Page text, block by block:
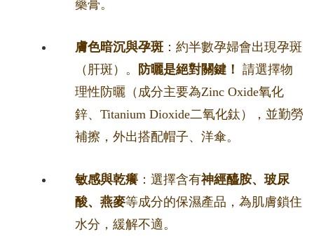
藥膏。
膚色暗沉與孕斑 ：約半數孕婦會出現孕斑
（肝斑）。
防曬是絕對關鍵！ 請選擇物
理性防曬（成分主要為Zinc Oxide氧化
鋅、Titanium Dioxide二氧化鈦），並勤勞
補擦，外出搭配帽子、洋傘。
敏感與乾癢 ：選擇含有神經醯胺、玻尿
酸、燕麥等成分的保濕產品，為肌膚鎖住
水分，緩解不適。